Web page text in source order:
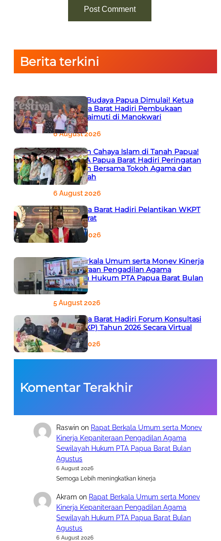
Berita terkini
Semarak Budaya Papua Dimulai! Ketua
PTA Papua Barat Hadiri Pembukaan
Festival Raimuti di Manokwari
6 August 2026
666 Tahun Cahaya Islam di Tanah Papua!
Ketua PTA Papua Barat Hadiri Peringatan
Bersejarah Bersama Tokoh Agama dan
Pemerintah
6 August 2026
PTA Papua Barat Hadiri Pelantikan WKPT
Papua Barat
6 August 2026
Rapat Berkala Umum serta Monev Kinerja
Kepaniteraan Pengadilan Agama
Sewilayah Hukum PTA Papua Barat Bulan
Agustus
5 August 2026
PTA Papua Barat Hadiri Forum Konsultasi
Publik (FKP) Tahun 2026 Secara Virtual
5 August 2026
Komentar Terakhir
Raswin on Rapat Berkala Umum serta Monev
Kinerja Kepaniteraan Pengadilan Agama
Sewilayah Hukum PTA Papua Barat Bulan
Agustus
6 August 2026
Semoga Lebih meningkatkan kinerja
Akram on Rapat Berkala Umum serta Monev
Kinerja Kepaniteraan Pengadilan Agama
Sewilayah Hukum PTA Papua Barat Bulan
Agustus
6 August 2026